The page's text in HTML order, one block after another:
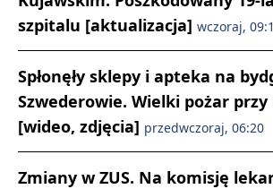
szpitalu [aktualizacja] wczoraj,
Spłonęły sklepy i apteka na
Szwederowie. Wielki pożar przy
[wideo, zdjęcia] przedwczoraj, 06:20
Zmiany w ZUS. Na komisję